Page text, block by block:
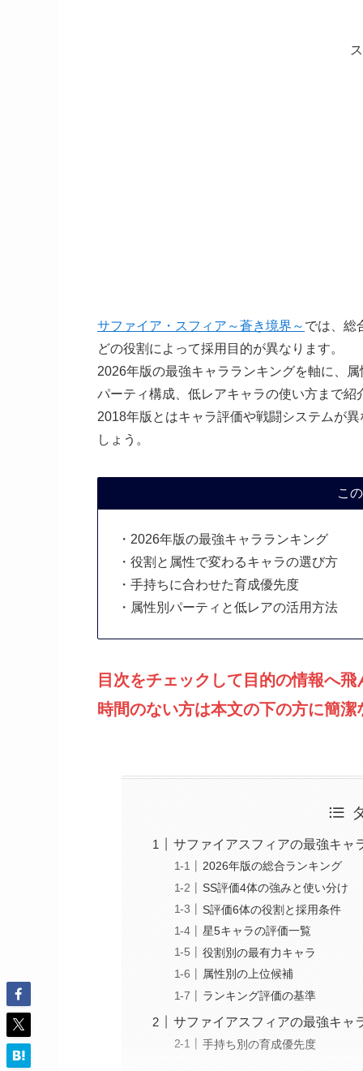
サファイア・スフィア～蒼き境界～ では、総
どの役割によって採用目的が異なります。
2026年版の最強キャラランキングを軸に、
パーティ構成、低レアキャラの使い方まで紹
2018年版とはキャラ評価や戦闘システムが
しょう。
こ
・2026年版の最強キャラランキング
・役割と属性で変わるキャラの選び方
・手持ちに合わせた育成優先度
・属性別パーティと低レアの活用方法
目次をチェックして目的の情報へ飛
時間のない方は本文の下の方に簡
サファイアスフィアの最強キャ
2026年版の総合ランキング
SS評価4体の強みと使い分け
S評価6体の役割と採用条件
星5キャラの評価一覧
役割別の最有力キャラ
属性別の上位候補
ランキング評価の基準
サファイアスフィアの最強キャ
手持ち別の育成優先度